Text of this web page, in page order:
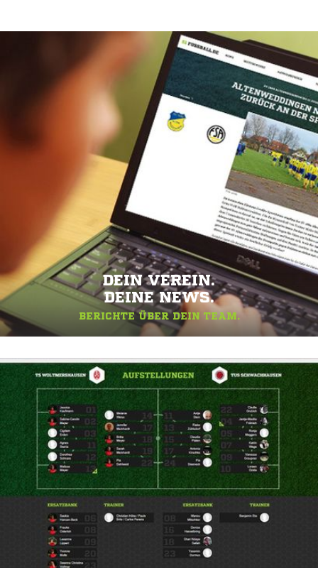
DEIN VEREIN.
DEINE NEWS.
BERICHTE ÜBER DEIN TEAM.